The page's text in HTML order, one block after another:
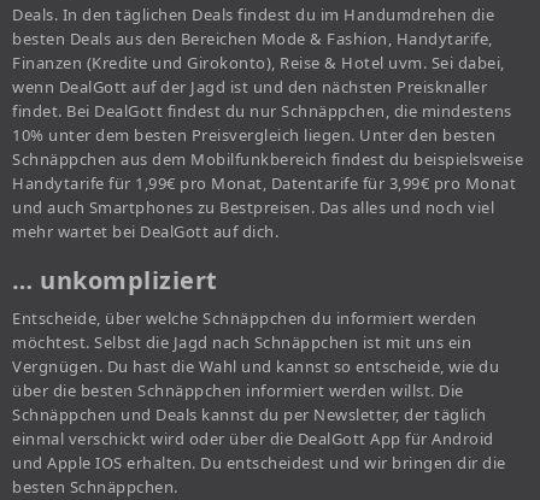
Deals. In den täglichen Deals findest du im Handumdrehen die
besten Deals aus den Bereichen Mode & Fashion, Handytarife,
Finanzen (Kredite und Girokonto), Reise & Hotel uvm. Sei dabei,
wenn DealGott auf der Jagd ist und den nächsten Preisknaller
findet. Bei DealGott findest du nur Schnäppchen, die mindestens
10% unter dem besten Preisvergleich liegen. Unter den besten
Schnäppchen aus dem Mobilfunkbereich findest du beispielsweise
Handytarife für 1,99€ pro Monat, Datentarife für 3,99€ pro Monat
und auch Smartphones zu Bestpreisen. Das alles und noch viel
mehr wartet bei DealGott auf dich.
… unkompliziert
Entscheide, über welche Schnäppchen du informiert werden
möchtest. Selbst die Jagd nach Schnäppchen ist mit uns ein
Vergnügen. Du hast die Wahl und kannst so entscheide, wie du
über die besten Schnäppchen informiert werden willst. Die
Schnäppchen und Deals kannst du per Newsletter, der täglich
einmal verschickt wird oder über die DealGott App für Android
und Apple IOS erhalten. Du entscheidest und wir bringen dir die
besten Schnäppchen.